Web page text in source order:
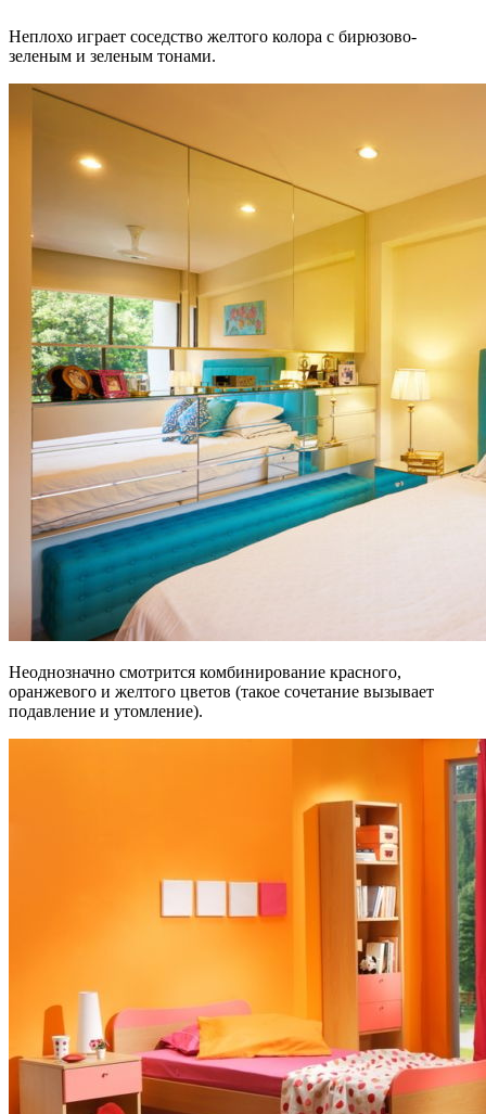
Неплохо играет соседство желтого колора с бирюзово-
зеленым и зеленым тонами.
Неоднозначно смотрится комбинирование красного,
оранжевого и желтого цветов (такое сочетание вызывает
подавление и утомление).